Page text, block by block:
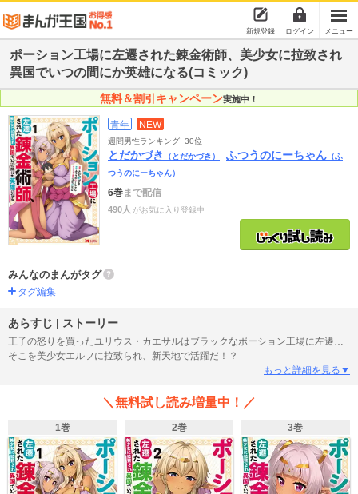
新規登録 ログイン メニュー
ポーション工場に左遷された錬金術師、美少女に拉致され
異国でいつの間にか英雄になる(コミック)
無料＆割引キャンペーン実施中！
青年 NEW
週間男性ランキング 30位
とだかづき （とだかづき） ふつうのにーちゃん （ふ
つうのにーちゃん）
6巻まで配信
490人 がお気に入り登録中
みんなのまんがタグ
タグ編集
あらすじ | ストーリー
王子の怒りを買ったユリウス・カエサルはブラックなポーション工場に左遷…
そこを美少女エルフに拉致られ、新天地で活躍だ！？
もっと詳細を見る▼
＼無料試し読み増量中！／
1巻 2巻 3巻